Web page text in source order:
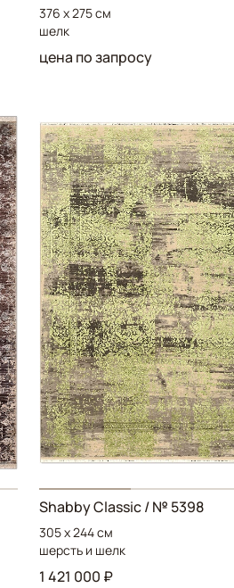
376 x 275 см
шелк
цена по запросу
Shabby Classic/ № 5398
305 x 244 см
шерсть и шелк
1 421 000 ₽